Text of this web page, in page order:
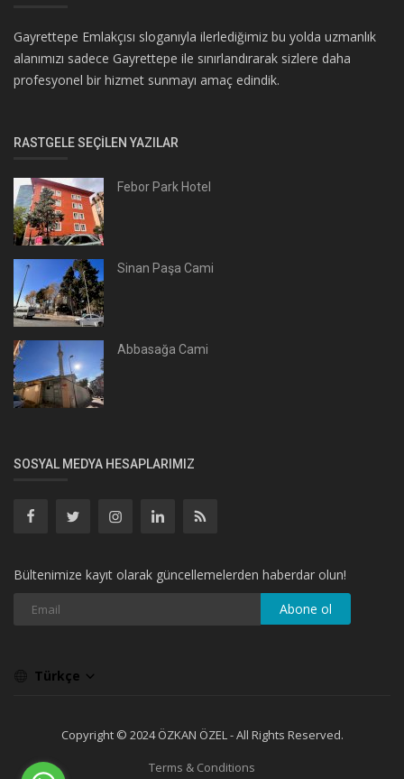
Gayrettepe Emlakçısı sloganıyla ilerlediğimiz bu yolda uzmanlık
alanımızı sadece Gayrettepe ile sınırlandırarak sizlere daha
profesyonel bir hizmet sunmayı amaç edindik.
RASTGELE SEÇILEN YAZILAR
Febor Park Hotel
Sinan Paşa Cami
Abbasağa Cami
SOSYAL MEDYA HESAPLARIMIZ
Bültenimize kayıt olarak güncellemelerden haberdar olun!
Abone ol
Türkçe
Copyright © 2024 ÖZKAN ÖZEL - All Rights Reserved.
Terms & Conditions